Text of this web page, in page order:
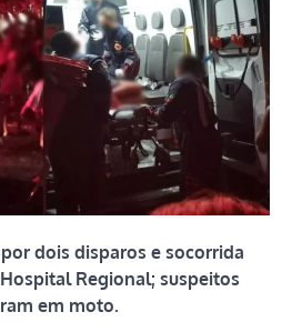
dois disparos e socorrida
Regional; suspeitos
em moto.